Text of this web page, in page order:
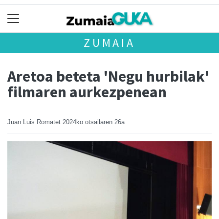
ZUMAIA
Aretoa beteta 'Negu hurbilak'
filmaren aurkezpenean
Juan Luis Romatet 2024ko otsailaren 26a